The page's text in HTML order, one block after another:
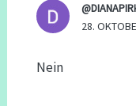
28.
Nein